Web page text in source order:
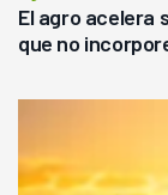
El agro acelera
que no